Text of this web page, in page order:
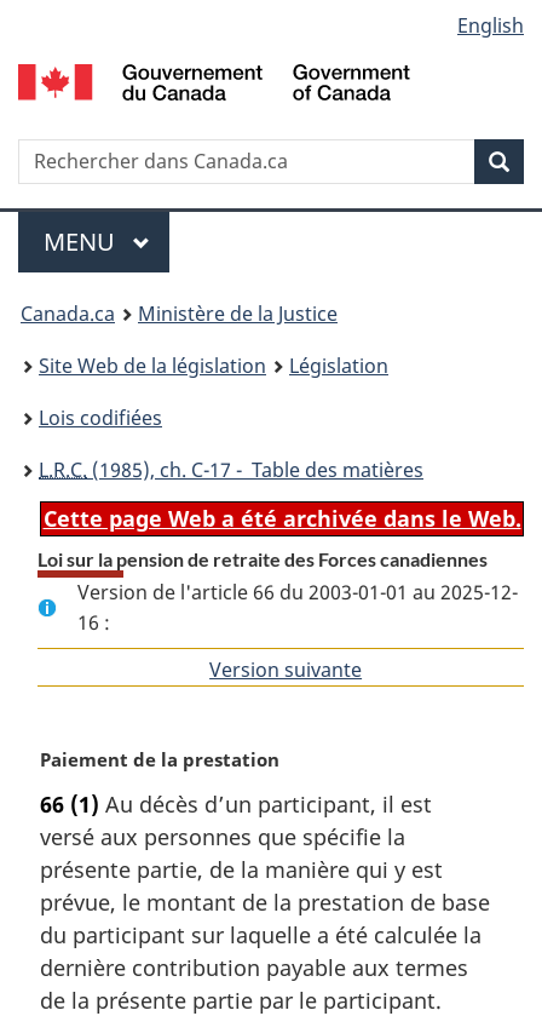
au
contenu
propos
de
la
HTML
simplifiée
selection
English
Recherche
Menu
MENU PRINCIPAL
You
are
here:
Canada.ca
Ministère de la Justice
Site Web de la législation
Législation
Lois codifiées
L.R.C. (1985), ch. C-17 - Table des matières
Cette page Web a été archivée dans le Web.
Loi sur la pension de retraite des Forces canadiennes
Version de l'article 66 du 2003-01-01 au 2025-12-
16 :
Version suivante
N
t
e
m
a
r
g
i
n
Paiement de la prestation
66 (1) Au décès d’un participant, il est
versé aux personnes que spécifie la
présente partie, de la manière qui y est
prévue, le montant de la prestation de base
du participant sur laquelle a été calculée la
dernière contribution payable aux termes
de la présente partie par le participant.